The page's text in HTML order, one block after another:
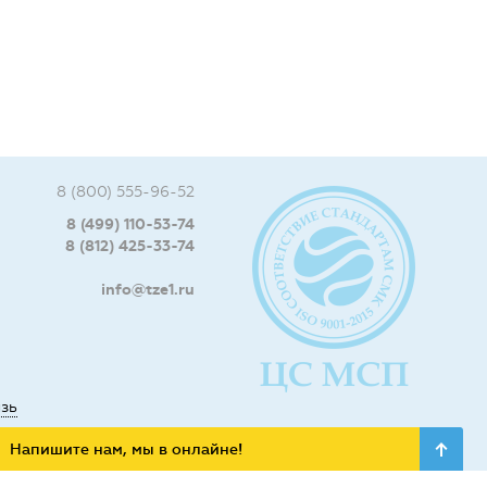
8 (800) 555-96-52
8 (499) 110-53-74
8 (812) 425-33-74
info@tze1.ru
Напишите нам, мы в онлайне!